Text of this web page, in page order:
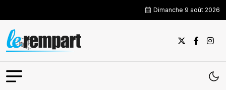
Dimanche 9 août 2026